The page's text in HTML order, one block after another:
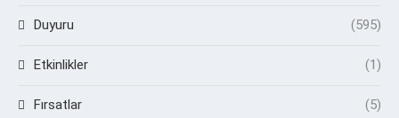
Duyuru (595)
Etkinlikler (1)
Fırsatlar (5)